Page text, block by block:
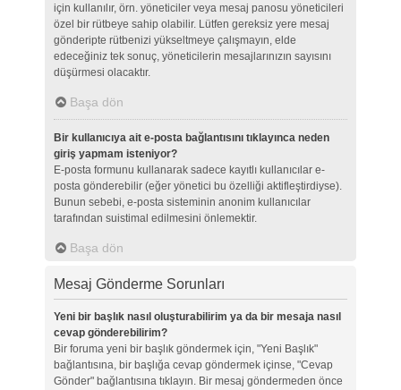
için kullanılır, örn. yöneticiler veya mesaj panosu yöneticileri
özel bir rütbeye sahip olabilir. Lütfen gereksiz yere mesaj
gönderipte rütbenizi yükseltmeye çalışmayın, elde
edeceğiniz tek sonuç, yöneticilerin mesajlarınızın sayısını
düşürmesi olacaktır.
Başa dön
Bir kullanıcıya ait e-posta bağlantısını tıklayınca neden
giriş yapmam isteniyor?
E-posta formunu kullanarak sadece kayıtlı kullanıcılar e-
posta gönderebilir (eğer yönetici bu özelliği aktifleştirdiyse).
Bunun sebebi, e-posta sisteminin anonim kullanıcılar
tarafından suistimal edilmesini önlemektir.
Başa dön
Mesaj Gönderme Sorunları
Yeni bir başlık nasıl oluşturabilirim ya da bir mesaja nasıl
cevap gönderebilirim?
Bir foruma yeni bir başlık göndermek için, "Yeni Başlık"
bağlantısına, bir başlığa cevap göndermek içinse, "Cevap
Gönder" bağlantısına tıklayın. Bir mesaj göndermeden önce